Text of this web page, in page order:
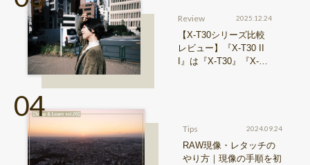
Review 2025.12.24
【X-T30シリーズ比較
レビュー】『X-T30 II
I』は『X-T30』『X-T3
Tips 2024.09.24
RAW現像・レタッチの
やり方｜現像の手順を初